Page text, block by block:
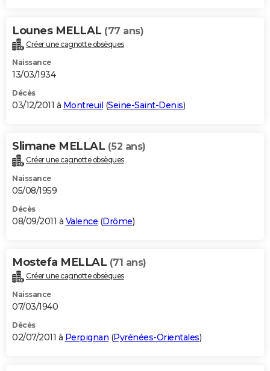
Lounes MELLAL (77 ans)
Créer une cagnotte obsèques
Naissance
13/03/1934
Décès
03/12/2011 à Montreuil (Seine-Saint-Denis)
Slimane MELLAL (52 ans)
Créer une cagnotte obsèques
Naissance
05/08/1959
Décès
08/09/2011 à Valence (Drôme)
Mostefa MELLAL (71 ans)
Créer une cagnotte obsèques
Naissance
07/03/1940
Décès
02/07/2011 à Perpignan (Pyrénées-Orientales)